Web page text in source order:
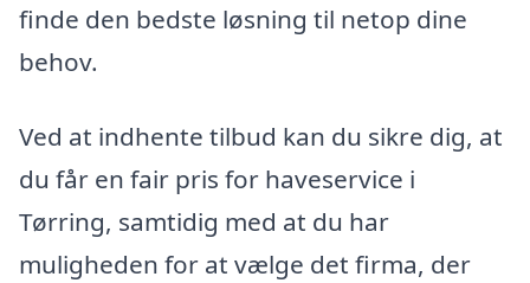
finde den bedste løsning til netop dine
behov.
Ved at indhente tilbud kan du sikre dig, at
du får en fair pris for haveservice i
Tørring, samtidig med at du har
muligheden for at vælge det firma, der